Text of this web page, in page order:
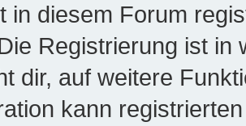
in diesem Forum
Registrierung ist in
dir, auf weitere
kann